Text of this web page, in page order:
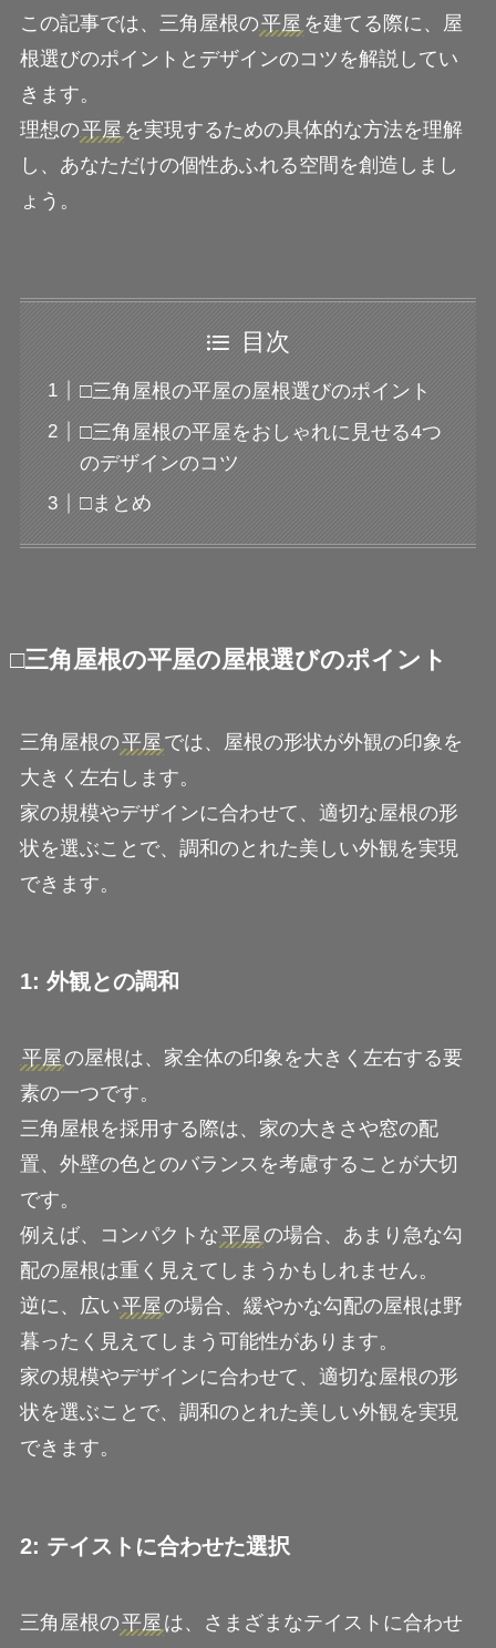
この記事では、三角屋根の平屋 を建てる際に、屋
根選びのポイントとデザインのコツを解説してい
きます。
理想の平屋 を実現するための具体的な方法を理解
し、あなただけの個性あふれる空間を創造しまし
ょう。
目次
□三角屋根の平屋の屋根選びのポイント
□三角屋根の平屋をおしゃれに見せる4つ
のデザインのコツ
□まとめ
□三角屋根の平屋の屋根選びのポイント
三角屋根の平屋 では、屋根の形状が外観の印象を
大きく左右します。
家の規模やデザインに合わせて、適切な屋根の形
状を選ぶことで、調和のとれた美しい外観を実現
できます。
1: 外観との調和
平屋の屋根は、家全体の印象を大きく左右する要
素の一つです。
三角屋根を採用する際は、家の大きさや窓の配
置、外壁の色とのバランスを考慮することが大切
です。
例えば、コンパクトな平屋の場合、あまり急な勾
配の屋根は重く見えてしまうかもしれません。
逆に、広い平屋の場合、緩やかな勾配の屋根は野
暮ったく見えてしまう可能性があります。
家の規模やデザインに合わせて、適切な屋根の形
状を選ぶことで、調和のとれた美しい外観を実現
できます。
2: テイストに合わせた選択
三角屋根の平屋 は、さまざまなテイストに合わせ